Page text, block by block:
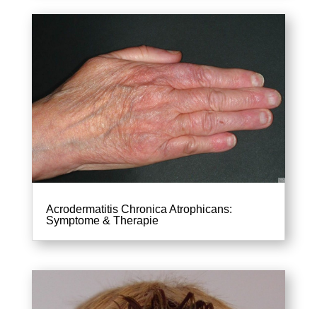
Acrodermatitis Chronica Atrophicans:
Symptome & Therapie